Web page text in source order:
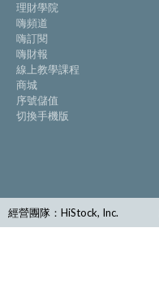
理財學院
嗨頻道
嗨訂閱
嗨財報
線上教學課程
商城
序號儲值
切換手機版
經營團隊：HiStock, Inc.